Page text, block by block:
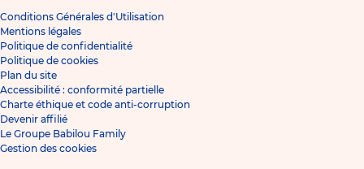
Conditions Générales d'Utilisation
Mentions légales
Politique de confidentialité
Politique de cookies
Plan du site
Accessibilité : conformité partielle
Charte éthique et code anti-corruption
Devenir affilié
Le Groupe Babilou Family
Gestion des cookies